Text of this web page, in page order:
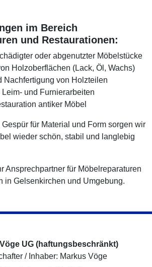
im Bereich
und Restaurationen:
oder abgenutzter Möbelstücke
Holzoberflächen (Lack, Öl, Wachs)
Nachfertigung von Holzteilen
und Furnierarbeiten
antiker Möbel
für Material und Form sorgen wir
wieder schön, stabil und langlebig
Ansprechpartner für Möbelreparaturen
in Gelsenkirchen und Umgebung.
UG (haftungsbeschränkt)
/ Inhaber: Markus Vöge